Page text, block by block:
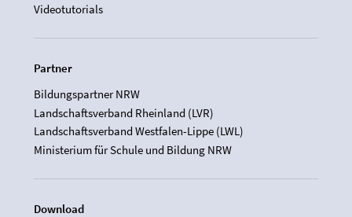
Videotutorials
Partner
Bildungspartner NRW
Landschaftsverband Rheinland (LVR)
Landschaftsverband Westfalen-Lippe (LWL)
Ministerium für Schule und Bildung NRW
Download